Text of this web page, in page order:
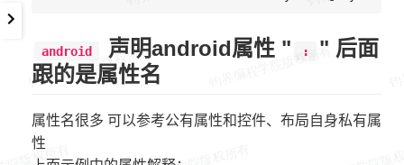
android 声明android属性 " :
" 后面
跟的是属性名
属性名很多 可以参考公有属性和控件、布局自身私有属
性